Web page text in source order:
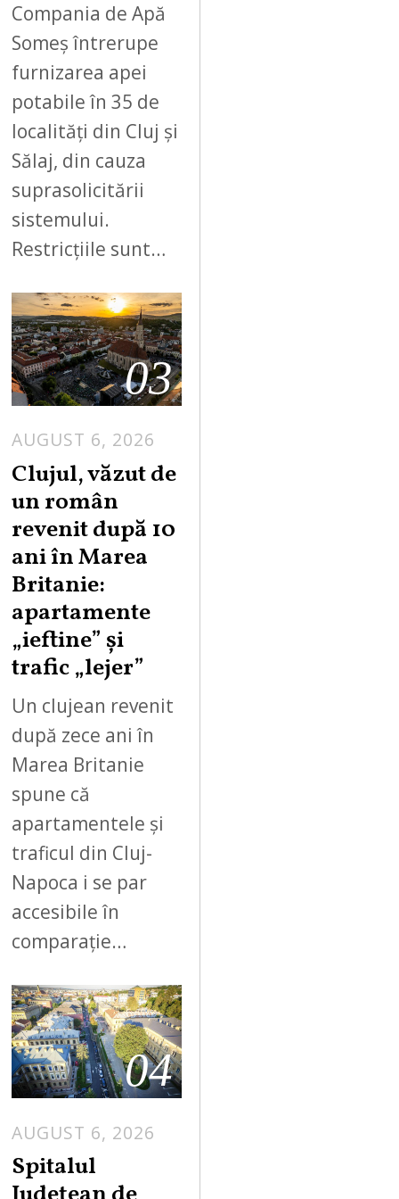
Compania de Apă
Someș întrerupe
furnizarea apei
potabile în 35 de
localități din Cluj și
Sălaj, din cauza
suprasolicitării
sistemului.
Restricțiile sunt…
03
AUGUST 6, 2026
Clujul, văzut de
un român
revenit după 10
ani în Marea
Britanie:
apartamente
„ieftine” și
trafic „lejer”
Un clujean revenit
după zece ani în
Marea Britanie
spune că
apartamentele și
traficul din Cluj-
Napoca i se par
accesibile în
comparație…
04
AUGUST 6, 2026
Spitalul